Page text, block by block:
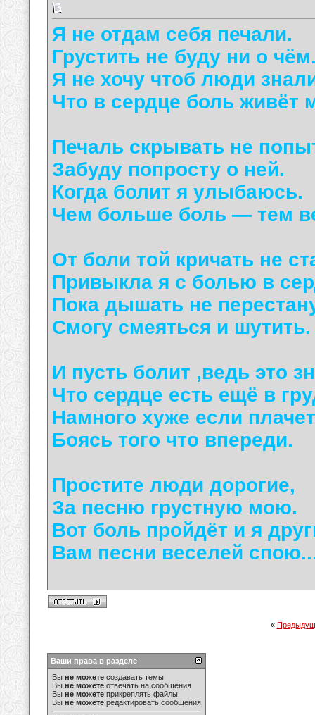
Я не отдам себя печали.
Грустить не буду ни о
Я не хочу чтоб люди
Что в сердце боль живёт
Печаль скрывать не
Забуду попросту о ней.
Когда болит я улыбаюсь.
Чем больше боль — тем
От боли той кричать не
Привыкла я с болью в
Пока дышать не
Смогу смеяться и шутить.
И пусть болит ,ведь это
Что сердце есть ещё в
Намного хуже если
Боясь того что впереди.
Простите люди дорогие,
За песню грустную мою.
Вот боль пройдёт и я
Вам песни веселей
«
Ваши права в разделе
Вы не можете создавать темы
Вы не можете отвечать на сообщения
Вы не можете прикреплять файлы
Вы не можете редактировать сообщения